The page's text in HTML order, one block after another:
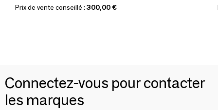
Prix de vente conseillé : 300,00 €
Connectez-vous pour contacter
les marques